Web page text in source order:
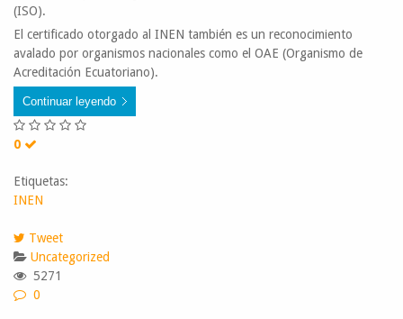
(ISO).
El certificado otorgado al INEN también es un reconocimiento
avalado por organismos nacionales como el OAE (Organismo de
Acreditación Ecuatoriano).
Continuar leyendo
0
Etiquetas:
INEN
Tweet
Uncategorized
5271
0